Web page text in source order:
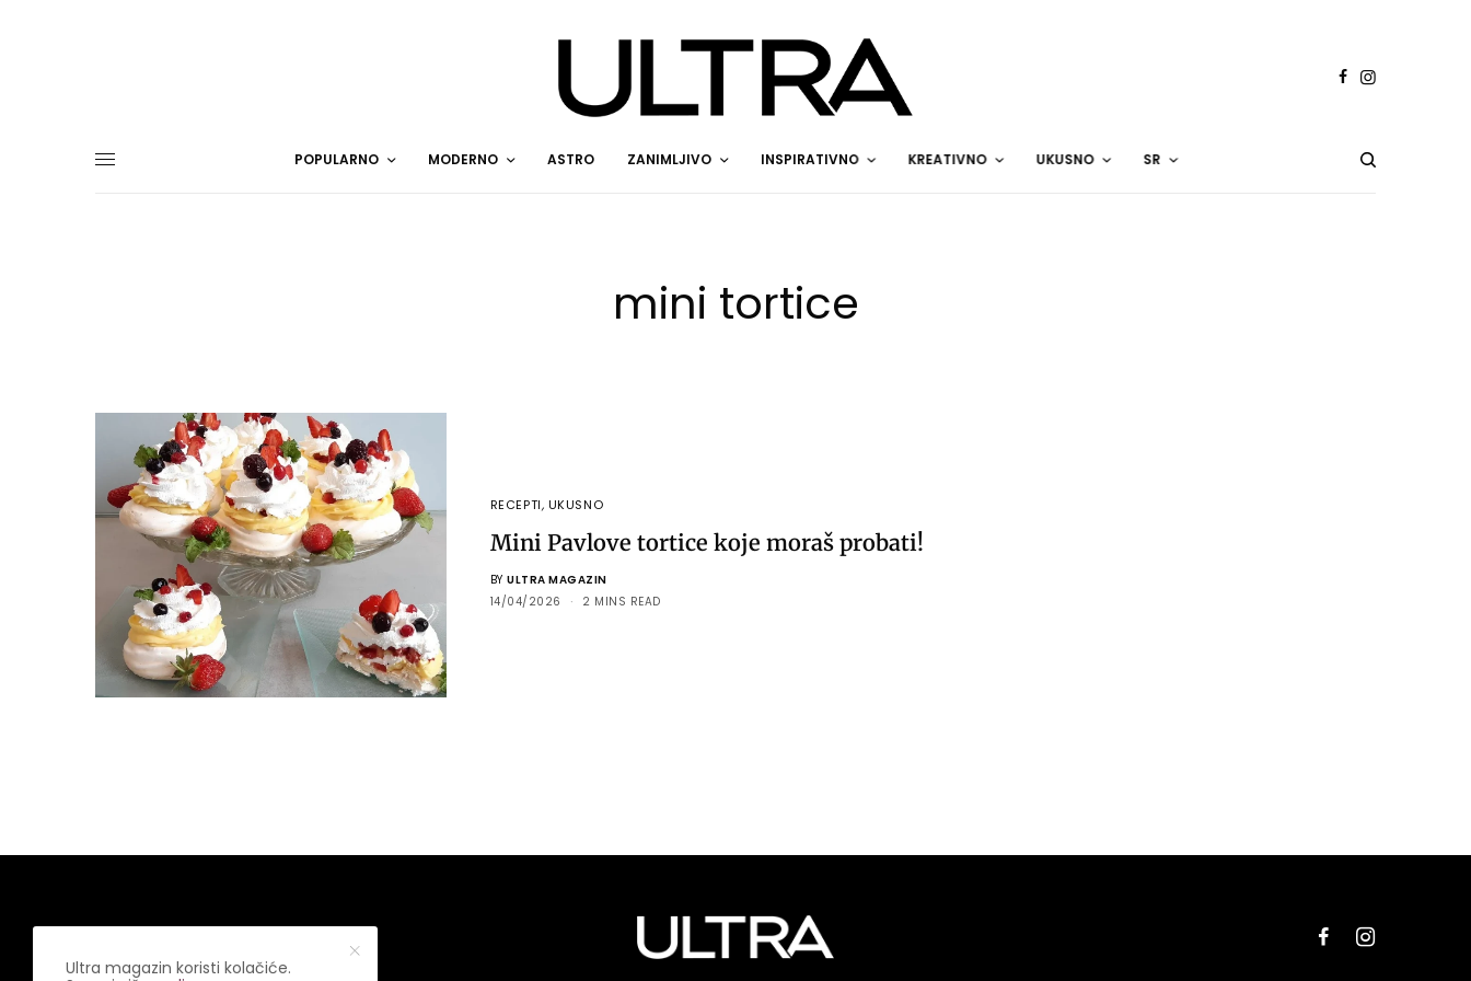
POPULARNO MODERNO ASTRO ZANIMLJIVO INSPIRATIVNO KREATIVNO UKUSNO SR
mini tortice
RECEPTI, UKUSNO
Mini Pavlove tortice koje moraš probati!
BY ULTRA MAGAZIN
14/04/2026
2 MINS READ
Ultra magazin koristi kolačiće.